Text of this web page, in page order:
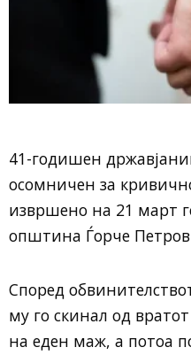
41-годишен
осомничен за
извршено на 21 март
општина Ѓорче
Според
му го скинал од
на еден маж, а потоа